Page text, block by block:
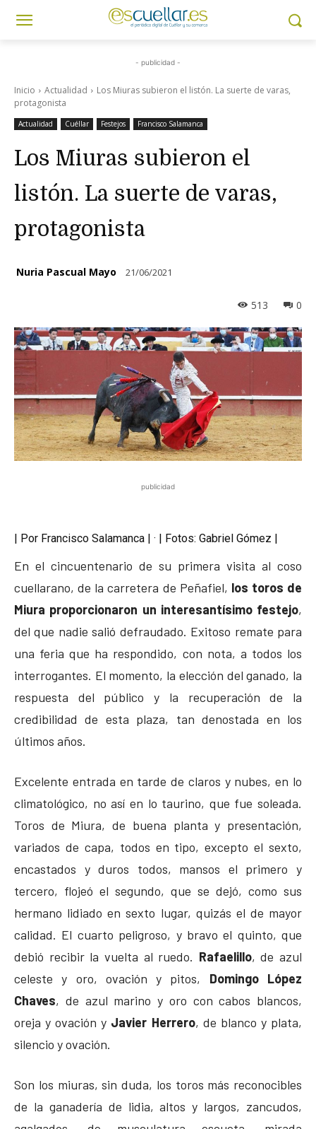
- publicidad -
Inicio Actualidad
Los Miuras subieron el listón. La suerte de varas,
protagonista
Actualidad Cuéllar Festejos Francisco Salamanca
Los Miuras subieron el
listón. La suerte de varas,
protagonista
Nuria Pascual Mayo 21/06/2021
0
513
publicidad
| Por Francisco Salamanca | · | Fotos: Gabriel Gómez |
En el cincuentenario de su primera visita al coso
cuellarano, de la carretera de Peñafiel, los toros de
Miura proporcionaron un interesantísimo festejo,
del que nadie salió defraudado. Exitoso remate para
una feria que ha respondido, con nota, a todos los
interrogantes. El momento, la elección del ganado, la
respuesta del público y la recuperación de la
credibilidad de esta plaza, tan denostada en los
últimos años.
Excelente entrada en tarde de claros y nubes, en lo
climatológico, no así en lo taurino, que fue soleada.
Toros de Miura, de buena planta y presentación,
variados de capa, todos en tipo, excepto el sexto,
encastados y duros todos, mansos el primero y
tercero, flojeó el segundo, que se dejó, como sus
hermano lidiado en sexto lugar, quizás el de mayor
calidad. El cuarto peligroso, y bravo el quinto, que
debió recibir la vuelta al ruedo. Rafaelillo, de azul
celeste y oro, ovación y pitos, Domingo López
Chaves, de azul marino y oro con cabos blancos,
oreja y ovación y Javier Herrero, de blanco y plata,
silencio y ovación.
Son los miuras, sin duda, los toros más reconocibles
de la ganadería de lidia, altos y largos, zancudos,